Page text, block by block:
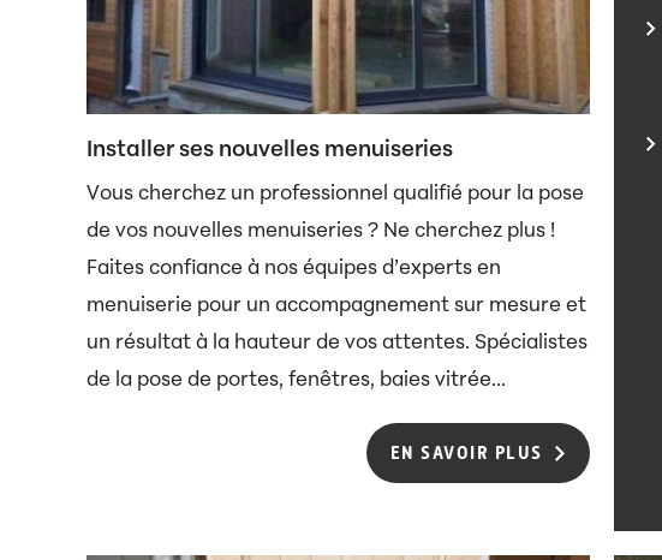
Installer ses nouvelles menuiseries
Vous cherchez un professionnel qualifié pour la pose
de vos nouvelles menuiseries ? Ne cherchez plus !
Faites confiance à nos équipes d’experts en
menuiserie pour un accompagnement sur mesure et
un résultat à la hauteur de vos attentes. Spécialistes
de la pose de portes, fenêtres, baies vitrée...
EN SAVOIR PLUS